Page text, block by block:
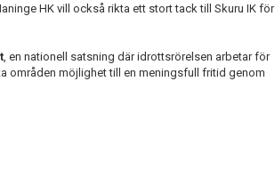
HK vill också rikta ett stort tack till Skuru IK för
, en nationell satsning där idrottsrörelsen arbetar för
områden möjlighet till en meningsfull fritid genom